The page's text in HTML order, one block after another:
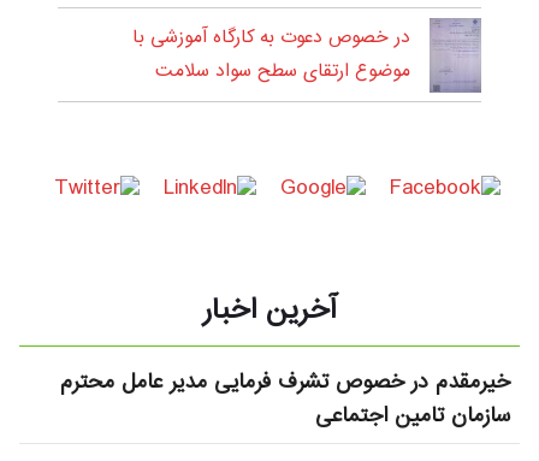
در خصوص دعوت به کارگاه آموزشی با
موضوع ارتقای سطح سواد سلامت
آخرین اخبار
خیرمقدم در خصوص تشرف فرمایی مدیر عامل محترم
سازمان تامین اجتماعی